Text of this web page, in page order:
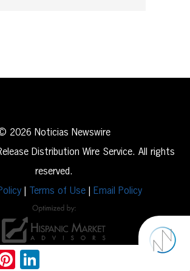
2026 Noticias Newswire
Distribution Wire Service. All rights
reserved.
Terms of Use Email Policy
Pinterest